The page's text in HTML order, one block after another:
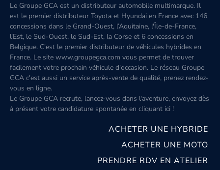
Le Groupe GCA est un distributeur automobile multimarque. Il
est le premier distributeur Toyota et Hyundai en France avec 146
concessions dans le Grand-Ouest, l’Aquitaine, l'Île-de-France,
l'Est, le Sud-Ouest, le Sud-Est, la Corse et 6 concessions en
Belgique. C'est le premier distributeur de véhicules hybrides en
France. Le site www.groupegca.com vous permet de trouver
facilement votre prochain véhicule d'occasion. Le réseau Groupe
GCA c'est aussi un service après-vente de qualité, prenez rendez-
vous en ligne.
Le Groupe GCA recrute, lancez-vous dans l'aventure, envoyez dès
à présent votre candidature spontanée en cliquant ici !
ACHETER UNE HYBRIDE
ACHETER UNE MOTO
PRENDRE RDV EN ATELIER